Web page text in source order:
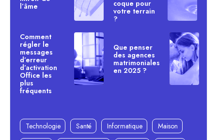
l’âme
coque pour
votre terrain
?
Comment
régler le
messages
d’erreur
d’activation
Office les
plus
fréquents
Que penser
des agences
matrimoniales
en 2025 ?
Technologie Santé Informatique
Maison